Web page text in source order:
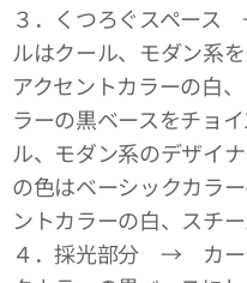
３．くつろぐスペー
ルはクール、モダン系
アクセントカラーの白
ラーの黒ベースをチョ
ル、モダン系のデザイ
の色はベーシックカラ
ントカラーの白、スチ
４．採光部分 → カー